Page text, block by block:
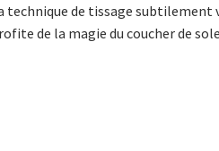
de tissage subtilement
de la magie du coucher de